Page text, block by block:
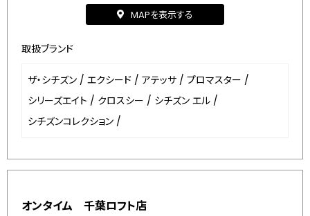
MAPを表示する
取扱ブランド
ザ・シチズン / エクシード / アテッサ / プロマスター /
シリーズエイト / クロスシー / シチズン エル /
シチズンコレクション /
オンタイム 千葉ロフト店